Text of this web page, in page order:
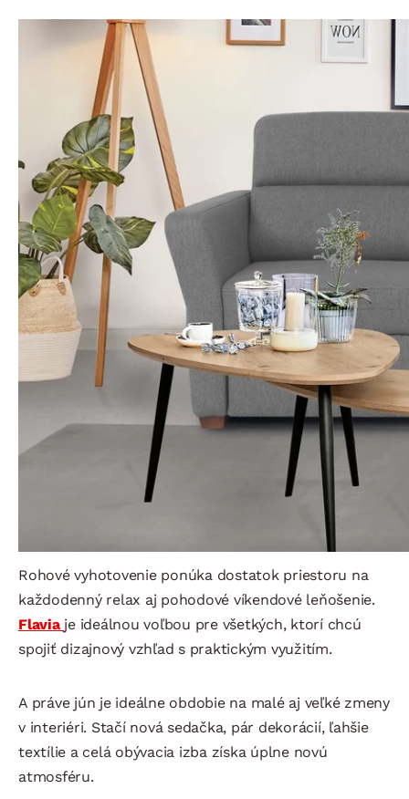
Rohové vyhotovenie ponúka dostatok priestoru na
každodenný relax aj pohodové víkendové leňošenie.
Flavia je ideálnou voľbou pre všetkých, ktorí chcú
spojiť dizajnový vzhľad s praktickým využitím.
A práve jún je ideálne obdobie na malé aj veľké zmeny
v interiéri. Stačí nová sedačka, pár dekorácií, ľahšie
textílie a celá obývacia izba získa úplne novú
atmosféru.